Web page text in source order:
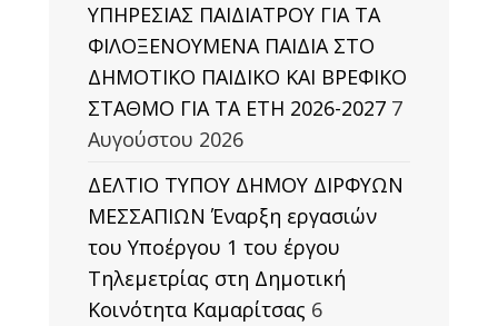
ΥΠΗΡΕΣΙΑΣ ΠΑΙΔΙΑΤΡΟΥ ΓΙΑ ΤΑ
ΦΙΛΟΞΕΝΟΥΜΕΝΑ ΠΑΙΔΙΑ ΣΤΟ
ΔΗΜΟΤΙΚΟ ΠΑΙΔΙΚΟ ΚΑΙ ΒΡΕΦΙΚΟ
ΣΤΑΘΜΟ ΓΙΑ ΤΑ ΕΤΗ 2026-2027 7
Αυγούστου 2026
ΔΕΛΤΙΟ ΤΥΠΟΥ ΔΗΜΟΥ ΔΙΡΦΥΩΝ
ΜΕΣΣΑΠΙΩΝ Έναρξη εργασιών
του Υποέργου 1 του έργου
Τηλεμετρίας στη Δημοτική
Κοινότητα Καμαρίτσας 6